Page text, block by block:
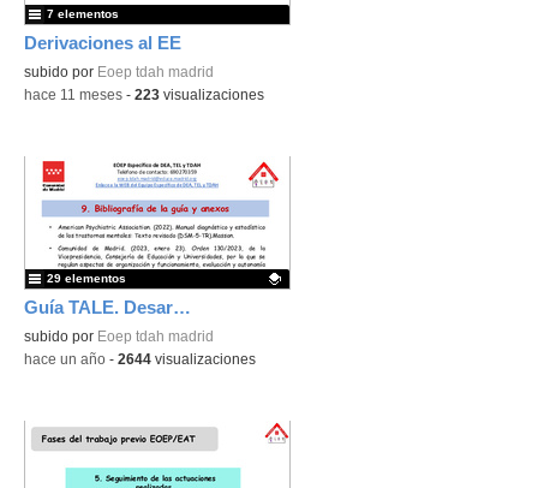
Derivaciones al EE
subido por Eoep tdah madrid
7 elementos
-hace 11 meses - 223 visualizaciones
Guía TALE. Desarrollo para E. Primaria. Versión 1 (octubre 2025) - Contenido educativo
Contenido educativo.
subido por Eoep tdah madrid
29 elementos
-hace un año - 2644 visualizaciones